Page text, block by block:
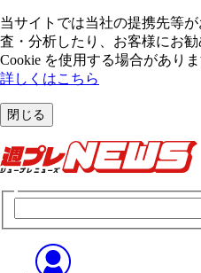
当サイトでは当社の提携先等
査・分析したり、お客様にお
Cookie を使⽤する場合がありま
詳しくはこちら
閉じる